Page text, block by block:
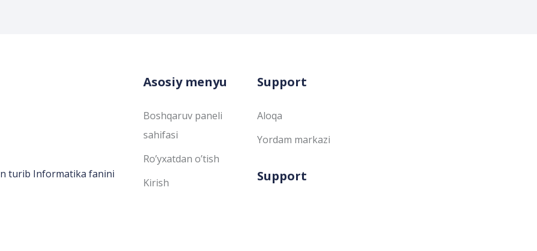
turib Informatika fanini
Asosiy menyu
Boshqaruv paneli
sahifasi
Ro’yxatdan o’tish
Kirish
Support
Aloqa
Yordam markazi
Support